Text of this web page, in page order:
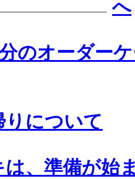
のオーダー
について
は、準備が始